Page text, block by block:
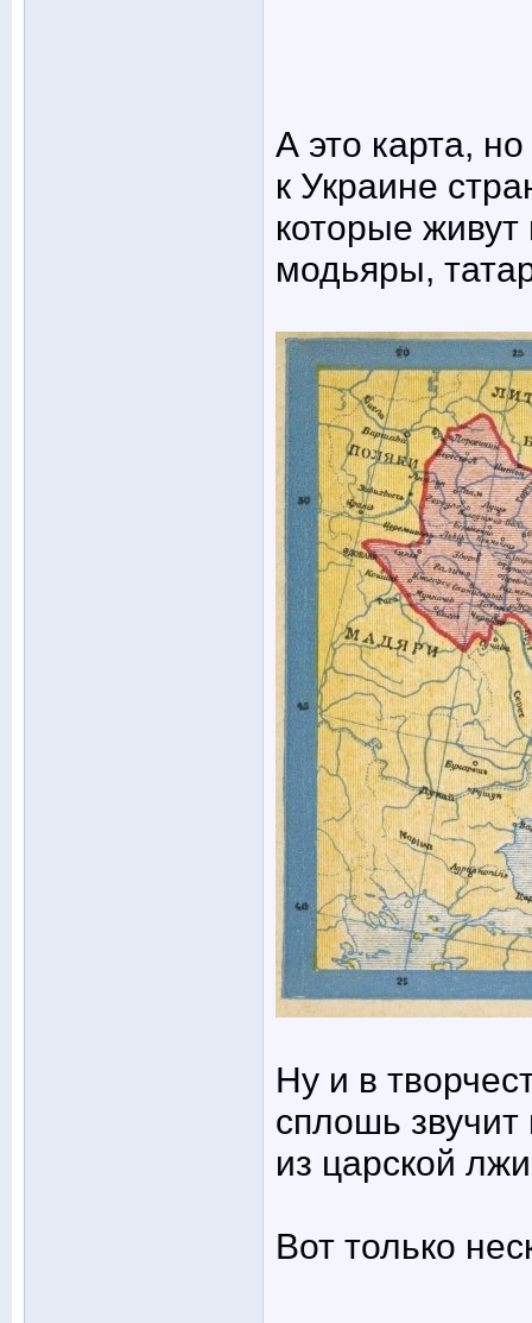
А это карта,
к Украине
которые живут
модьяры,
Ну и в
сплошь
из царской
Вот только